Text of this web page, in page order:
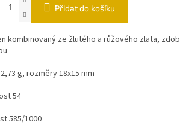
Přidat do košíku
kombinovaný ze žlutého a růžového zlata,
g, rozměry 18x15 mm
54
585/1000